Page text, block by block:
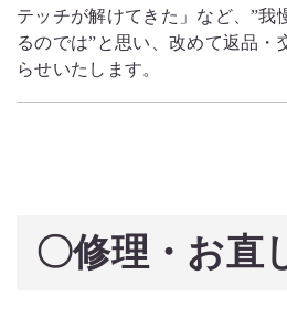
テッチが解けてきた」など、”我
るのでは”と思い、改めて返品・
らせいたします。
〇修理・お直